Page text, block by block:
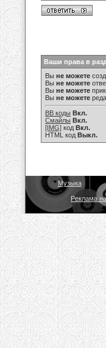
Ваши права в
Вы не можете
Вы не можете
Вы не можете
Вы не можете
BB коды Вкл.
Смайлы Вкл.
[IMG] код Вкл.
HTML код Выкл.
Музыка
Реклама